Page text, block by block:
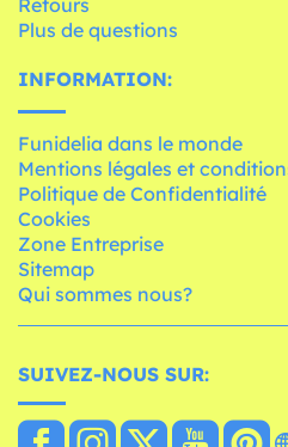
Retours
Plus de questions
INFORMATION:
Funidelia dans le monde
Mentions légales et
Politique de Confidentialité
Cookies
Zone Entreprise
Sitemap
Qui sommes nous?
SUIVEZ-NOUS SUR: